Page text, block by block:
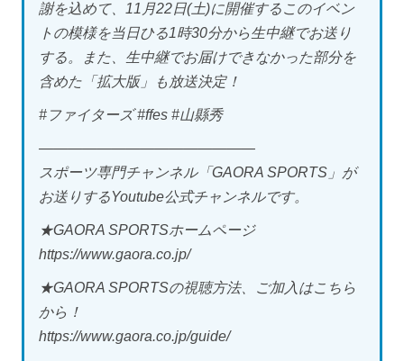
謝を込めて、11月22日(土)に開催するこのイベン
トの模様を当日ひる1時30分から生中継でお送り
する。また、生中継でお届けできなかった部分を
含めた「拡大版」も放送決定！
#ファイターズ #ffes #山縣秀
———————————————
スポーツ専門チャンネル「GAORA SPORTS」が
お送りするYoutube公式チャンネルです。
★GAORA SPORTSホームページ
https://www.gaora.co.jp/
★GAORA SPORTSの視聴方法、ご加入はこちら
から！
https://www.gaora.co.jp/guide/